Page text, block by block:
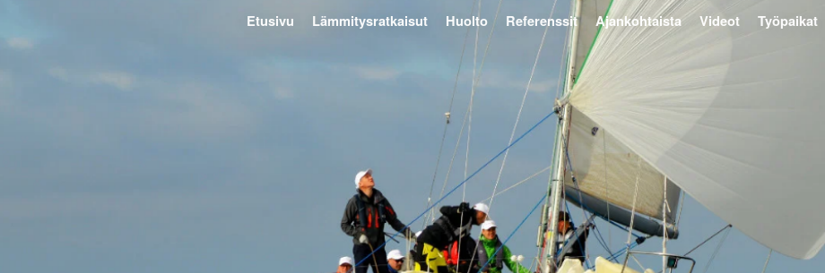
Etusivu Lämmitysratkaisut Huolto Referenssit Ajankohtaista Videot Työpaikat